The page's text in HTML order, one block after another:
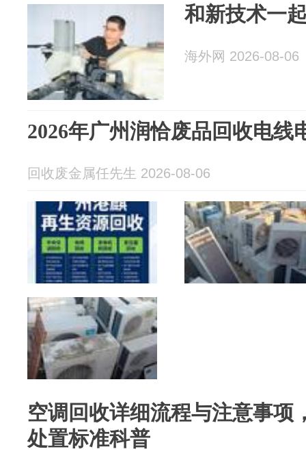
和新技术一
海外网 2026-08-06
2026年广州润恰废品回收电线
回收废金属任先生 2026-08-06
空调回收详细流程与注意事项
处置标准科普